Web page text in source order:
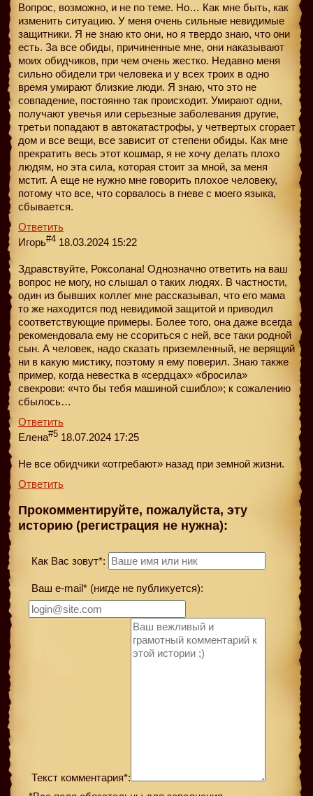
Вопрос, возможно, и не по теме. Но… Как мне быть, как
изменить ситуацию. У меня очень сильные невидимые
защитники. Я не знаю кто они, но я твердо знаю, что они
есть. За все обиды, причиненные мне, они наказывают
моих обидчиков, при чем очень жестко. Недавно меня
сильно обидели три человека и у всех троих в одно
время умирают близкие люди. Я знаю, что это не
совпадение, постоянно так происходит. Умирают одни,
получают увечья или серьезные заболевания другие,
третьи попадают в автокатастрофы, у четвертых сгорает
дом и все вещи, все зависит от степени обиды. Как мне
прекратить весь этот кошмар, я не хочу делать плохо
людям, но эта сила, которая стоит за мной, за меня
мстит. А еще не нужно мне говорить плохое человеку,
потому что все, что сорвалось в гневе с моего языка,
сбывается.
Ответить
Игорь#4 18.03.2024 15:22
Здравствуйте, Роксолана! Однозначно ответить на ваш
вопрос не могу, но слышал о таких людях. В частности,
один из бывших коллег мне рассказывал, что его мама
то же находится под невидимой защитой и приводил
соответствующие примеры. Более того, она даже всегда
рекомендовала ему не ссориться с ней, все таки родной
сын. А человек, надо сказать приземленный, не верящий
ни в какую мистику, поэтому я ему поверил. Знаю также
пример, когда невестка в «сердцах» «бросила»
свекрови: «что бы тебя машиной сшибло»; к сожалению
сбылось…
Ответить
Елена#5 18.07.2024 17:25
Не все обидчики «отгребают» назад при земной жизни.
Ответить
Прокомментируйте, пожалуйста, эту
историю (регистрация не нужна):
Как Вас зовут*:
Ваш e-mail* (нигде не публикуется):
Текст комментария*: